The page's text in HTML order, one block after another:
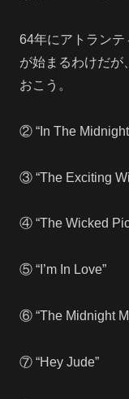
64年にアトラン
が始まるわけだが
おこう。
② “In The Midnight
③ “The Exciting
④ “The Wicked
⑤ “I’m In Love”
⑥ “The Midnight
⑦ “Hey Jude”